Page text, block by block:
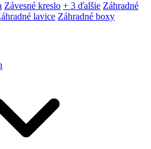
Závesné kreslo + 3 ďalšie Záhradné
lavice Záhradné boxy